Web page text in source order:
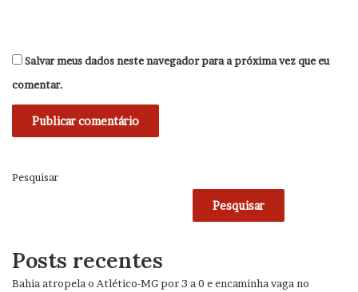
Salvar meus dados neste navegador para a próxima vez que eu
comentar.
Pesquisar
Pesquisar
Posts recentes
Bahia atropela o Atlético-MG por 3 a 0 e encaminha vaga no